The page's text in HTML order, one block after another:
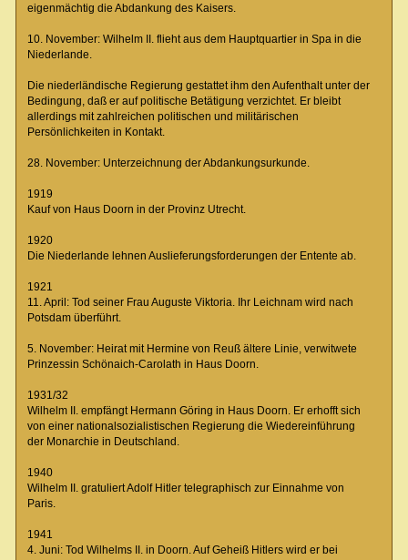
eigenmächtig die Abdankung des Kaisers.
10. November: Wilhelm II. flieht aus dem Hauptquartier in Spa in die
Niederlande.
Die niederländische Regierung gestattet ihm den Aufenthalt unter der
Bedingung, daß er auf politische Betätigung verzichtet. Er bleibt
allerdings mit zahlreichen politischen und militärischen
Persönlichkeiten in Kontakt.
28. November: Unterzeichnung der Abdankungsurkunde.
1919
Kauf von Haus Doorn in der Provinz Utrecht.
1920
Die Niederlande lehnen Auslieferungsforderungen der Entente ab.
1921
11. April: Tod seiner Frau Auguste Viktoria. Ihr Leichnam wird nach
Potsdam überführt.
5. November: Heirat mit Hermine von Reuß ältere Linie, verwitwete
Prinzessin Schönaich-Carolath in Haus Doorn.
1931/32
Wilhelm II. empfängt Hermann Göring in Haus Doorn. Er erhofft sich
von einer nationalsozialistischen Regierung die Wiedereinführung
der Monarchie in Deutschland.
1940
Wilhelm II. gratuliert Adolf Hitler telegraphisch zur Einnahme von
Paris.
1941
4. Juni: Tod Wilhelms II. in Doorn. Auf Geheiß Hitlers wird er bei